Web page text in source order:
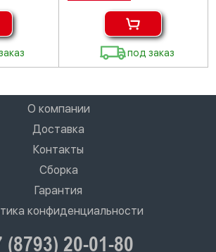
под заказ
О компании
Доставка
Контакты
Сборка
Гарантия
конфиденциальности
(8793) 20-01-80